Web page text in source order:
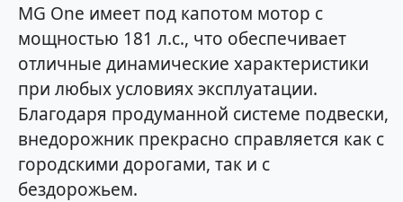
MG One имеет под капотом мотор с
мощностью 181 л.с., что обеспечивает
отличные динамические характеристики
при любых условиях эксплуатации.
Благодаря продуманной системе подвески,
внедорожник прекрасно справляется как с
городскими дорогами, так и с
бездорожьем.